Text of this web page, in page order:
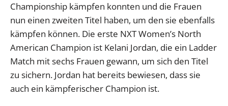
Championship kämpfen konnten und die Frauen
nun einen zweiten Titel haben, um den sie ebenfalls
kämpfen können. Die erste NXT Women’s North
American Champion ist Kelani Jordan, die ein Ladder
Match mit sechs Frauen gewann, um sich den Titel
zu sichern. Jordan hat bereits bewiesen, dass sie
auch ein kämpferischer Champion ist.